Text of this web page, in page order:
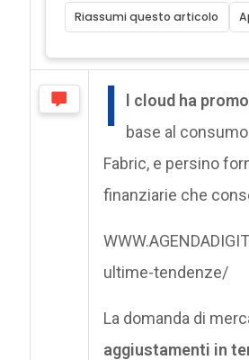
Riassumi questo articolo
I l cloud ha
base al
Fabric, e persino
finanziarie che
ultime-tendenze/
La domanda di
aggiustamenti in